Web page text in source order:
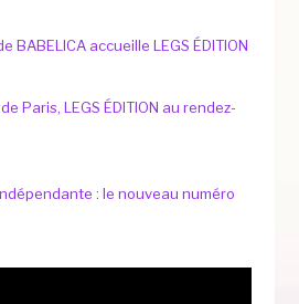
BABELICA accueille LEGS ÉDITION
Paris, LEGS ÉDITION au rendez-
: le nouveau numéro